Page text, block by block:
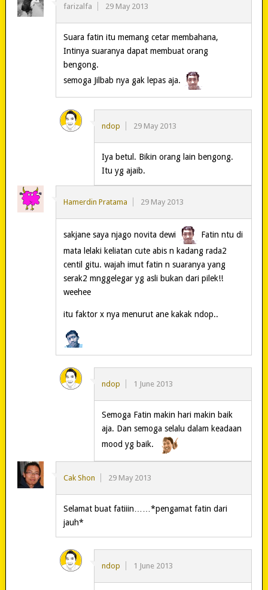
farizalfa 29 May 2013
Suara fatin itu memang cetar membahana,
Intinya suaranya dapat membuat orang
bengong.
semoga Jilbab nya gak lepas aja.
ndop 29 May 2013
Iya betul. Bikin orang lain bengong.
Itu yg ajaib.
Hamerdin Pratama 29 May 2013
sakjane saya njago novita dewi
Fatin ntu di
mata lelaki keliatan cute abis n kadang rada2
centil gitu. wajah imut fatin n suaranya yang
serak2 mnggelegar yg asli bukan dari pilek!!
weehee
itu faktor x nya menurut ane kakak ndop..
ndop 1 June 2013
Semoga Fatin makin hari makin baik
aja. Dan semoga selalu dalam keadaan
mood yg baik.
Cak Shon 29 May 2013
Selamat buat fatiiin……*pengamat fatin dari
jauh*
ndop 1 June 2013